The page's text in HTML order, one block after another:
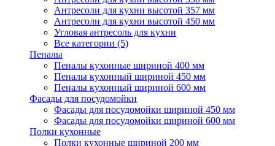
Антресоли для кухни высотой 357 мм
Антресоли для кухни высотой 450 мм
Угловая антресоль для кухни
Все категории (5)
Пеналы
Пеналы кухонные шириной 400 мм
Пеналы кухонный шириной 450 мм
Пеналы кухонный шириной 600 мм
Фасады для посудомойки
Фасады для посудомойки шириной 450 мм
Фасады для посудомойки шириной 600 мм
Полки кухонные
Полки кухонные шириной 200 мм